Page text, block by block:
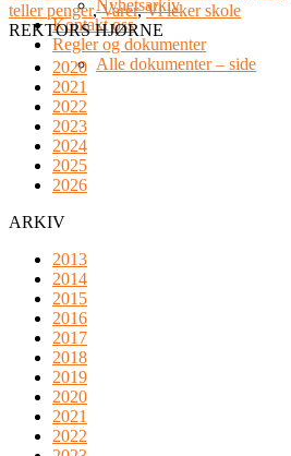
Nyhetsarkiv
Kontakt oss
Regler og dokumenter
Alle dokumenter – side
teller penger,Varer,Vi leker skole
REKTORS HJØRNE
2020
2021
2022
2023
2024
2025
2026
ARKIV
2013
2014
2015
2016
2017
2018
2019
2020
2021
2022